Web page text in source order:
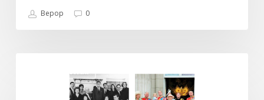
Bepop 0
DOKUMENTARI